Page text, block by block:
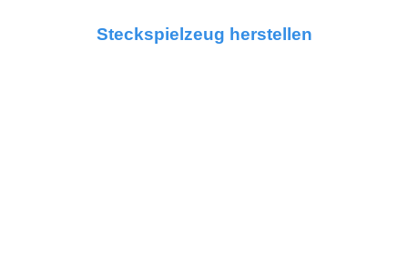
Steckspielzeug herstellen